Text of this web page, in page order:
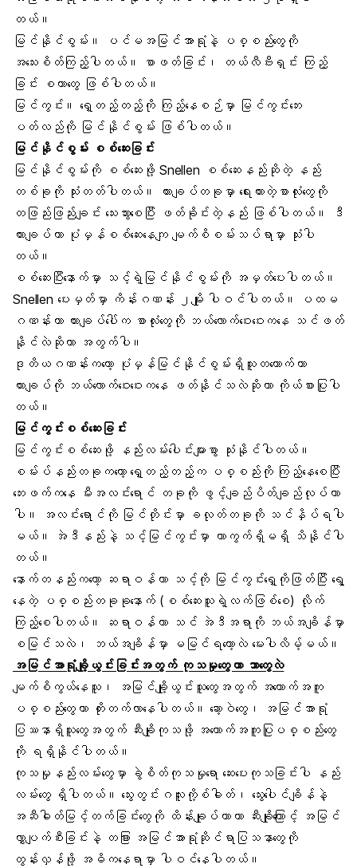
တယ်။
မြင်နိုင်စွမ်း။ ပင်မအမြင်အာရုံနဲ့ ပစ္စည်းတွေကို
အသေးစိတ်ကြည့်ပါတယ်။ စာဖတ်ခြင်း၊ တယ်လီဗီးရှင်း ကြည့်
ခြင်း စတာတွေ ဖြစ်ပါတယ်။
မြင်ကွင်း။ ရှေ့တည့်တည့်ကို ကြည့်နေစဉ်မှာ မြင်ကွင်းဘေး
ပတ်လည်ကို မြင်နိုင်စွမ်း ဖြစ်ပါတယ်။
မြင်နိုင်စွမ်း စစ်ဆေးခြင်း
မြင်နိုင်စွမ်းကို စစ်ဆေးဖို့ Snellen စစ်ဆေးနည်းဆိုတဲ့ နည်း
တစ်ခုကို သုံးတတ်ပါတယ်။ ကားချပ်တခုမှာ ရေးထားတဲ့စာလုံးတွေကို
တဖြည်းဖြည်းချင်း သေးသွားစေပြီး ဖတ်ခိုင်းတဲ့နည်း ဖြစ်ပါတယ်။ ဒီ
ကားချပ်ဟာ ပုံမှန်စစ်ဆေးနေကျ မျက်စိစမ်းသပ်ရာမှာ သုံးပါ
တယ်။
စစ်ဆေးပြီးနောက်မှာ သင့်ရဲ့မြင်နိုင်စွမ်းကို အမှတ်ပေးပါတယ်။
Snellen ပေးမှတ်မှာ ကိန်းဂဏန်း ၂မျိုး ပါဝင်ပါတယ်။ ပထမ
ဂဏန်းဟာ ကားချပ်ပေါ်က စာလုံးတွေကို ဘယ်လောက်ဝေးဝေးကနေ သင်ဖတ်
နိုင်လဲဆိုတာ အတွက်ပါ။
ဒုတိယဂဏန်းကတော့ ပုံမှန်မြင်နိုင်စွမ်းရှိသူတယောက်ဟာ
ကားချပ်ကို ဘယ်လောက်ဝေးဝေးကနေ ဖတ်နိုင်သလဲဆိုတာ ကိုယ်စားပြုပါ
တယ်။
မြင်ကွင်းစစ်ဆေးခြင်း
မြင်ကွင်းစစ်ဆေးဖို့ နည်းလမ်းပေါင်းများစွာ သုံးနိုင်ပါတယ်။
စမ်းပ်နည်းတခုကတော့ ရှေ့တည့်တည့်က ပစ္စည်းကို ကြည့်နေစေပြီး
ဘေးဖက်ကနေ မီးအလင်းရောင် တခုကို ဖွင့်ချည်ပိတ်ချည်လုပ်တာ
ပါ။ အလင်းရောင်ကို မြင်တိုင်းမှာ ခလုတ်တခုကို သင်နှိပ်ရပါ
မယ်။ အဲဒီနည်းနဲ့ သင့်မြင်ကွင်းမှာ ဟာကွက်ရှိမရှိ သိနိုင်ပါ
တယ်။
နောက်တနည်းကတော့ ဆရာဝန်ဟာ သင့်ကို မြင်ကွင်းရှေ့ကိုဖြတ်ပြီး ရွေ့
နေတဲ့ ပစ္စည်းတခုခုနောက် (စစ်ဆေးသူရဲ့လက်ဖြစ်စေ) လိုက်
ကြည့်စေပါတယ်။ ဆရာဝန်ဟာ သင် အဲဒီအရာကို ဘယ်အချိန်မှာ
စမြင်သလဲ၊ ဘယ်အချိန်မှာ မမြင်ရတော့လဲ မေးပါလိမ့်မယ်။
အမြင်အာရုံချို့ယွင်းခြင်းအတွက် ကုသမှုတွေဟာ ဘာတွေလဲ
မျက်စိကွယ်နေသူ၊ အမြင်ချို့ယွင်းသူတွေအတွက် အထောက်အကူ
ပစ္စည်းတွေဟာ တိုးတက်လာနေပါတယ်။ ဆော့ဝဲတွေ၊ အမြင်အာရုံ
ပြဿနာရှိသူတွေအတွက် ဆီးချိုကုသဖို့ အထောက်အကူပြုပစ္စည်းတွေ
ကို ရရှိနိုင်ပါတယ်။
ကုသမှုနည်းလမ်းတွေမှာ ခွဲစိတ်ကုသမှုရော ဆေးပေးကုသခြင်းပါ နည်း
လမ်းတွေ ရှိပါတယ်။ သွေးတွင်းဂလူးကို့စ်ဓါတ်၊ သွေးပေါင်ချိန်နဲ့
အဆီဓါတ်မြင့်တက်ခြင်းတွေကို ထိန်းချုပ်တာဟာ ဆီးချိုကြောင့် အမြင်
လွှာပျက်စီးခြင်းနဲ့ တခြား အမြင်အာရုံဆိုင်ရာပြသနာတွေကို
တွန်းလှန်ဖို့ အဓိကနေရာမှာ ပါဝင်နေပါတယ်။